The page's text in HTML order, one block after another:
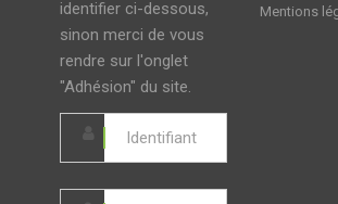
identifier ci-dessous,
sinon merci de vous
rendre sur l'onglet
"Adhésion" du site.
Mentions